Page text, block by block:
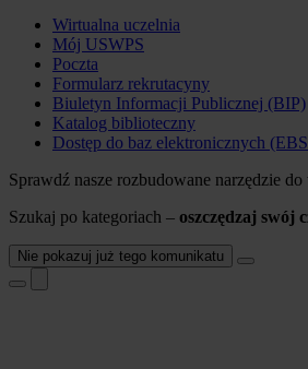
Wirtualna uczelnia
Mój USWPS
Poczta
Formularz rekrutacyny
Biuletyn Informacji Publicznej (BIP)
Katalog biblioteczny
Dostęp do baz elektronicznych
Sprawdź nasze rozbudowane narzędzie
Szukaj po kategoriach – oszczędzaj swój
Nie pokazuj już tego komunikatu